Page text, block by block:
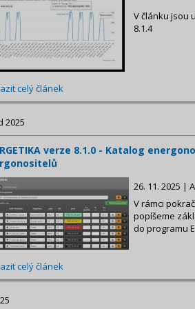
V článku jsou
8.1.4
celý článek
2025
verze 8.1.0 - Katalog
26. 11. 2025 |
V rámci
popíšeme
do programu
celý článek